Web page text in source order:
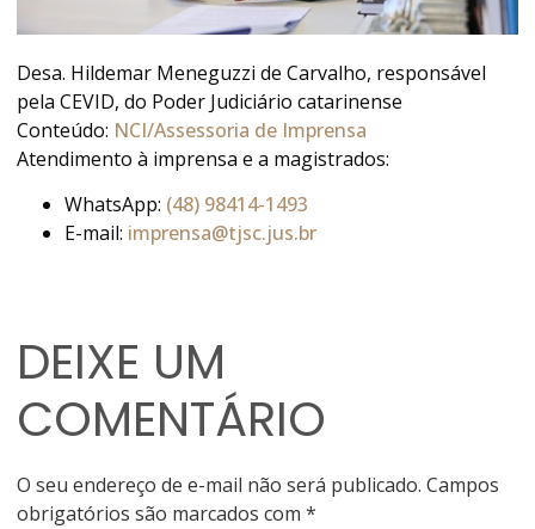
Desa. Hildemar Meneguzzi de Carvalho, responsável
pela CEVID, do Poder Judiciário catarinense
Conteúdo: NCI/Assessoria de Imprensa
Atendimento à imprensa e a magistrados:
WhatsApp: (48) 98414-1493
E-mail: imprensa@tjsc.jus.br
DEIXE UM
COMENTÁRIO
O seu endereço de e-mail não será publicado. Campos
obrigatórios são marcados com*